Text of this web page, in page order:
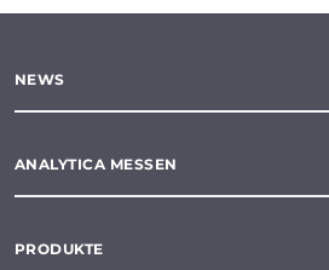
NEWS
ANALYTICA MESSEN
PRODUKTE